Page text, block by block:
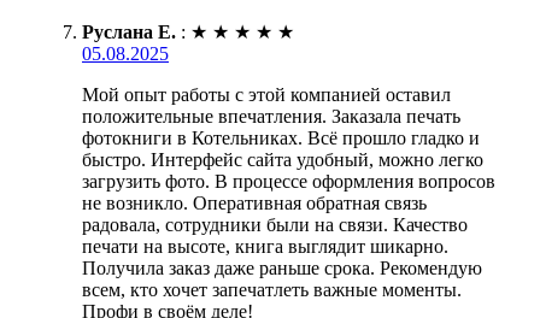
Руслана Е. : ★ ★ ★ ★ ★
05.08.2025
Мой опыт работы с этой компанией оставил
положительные впечатления. Заказала печать
фотокниги в Котельниках. Всё прошло гладко и
быстро. Интерфейс сайта удобный, можно легко
загрузить фото. В процессе оформления вопросов
не возникло. Оперативная обратная связь
радовала, сотрудники были на связи. Качество
печати на высоте, книга выглядит шикарно.
Получила заказ даже раньше срока. Рекомендую
всем, кто хочет запечатлеть важные моменты.
Профи в своём деле!